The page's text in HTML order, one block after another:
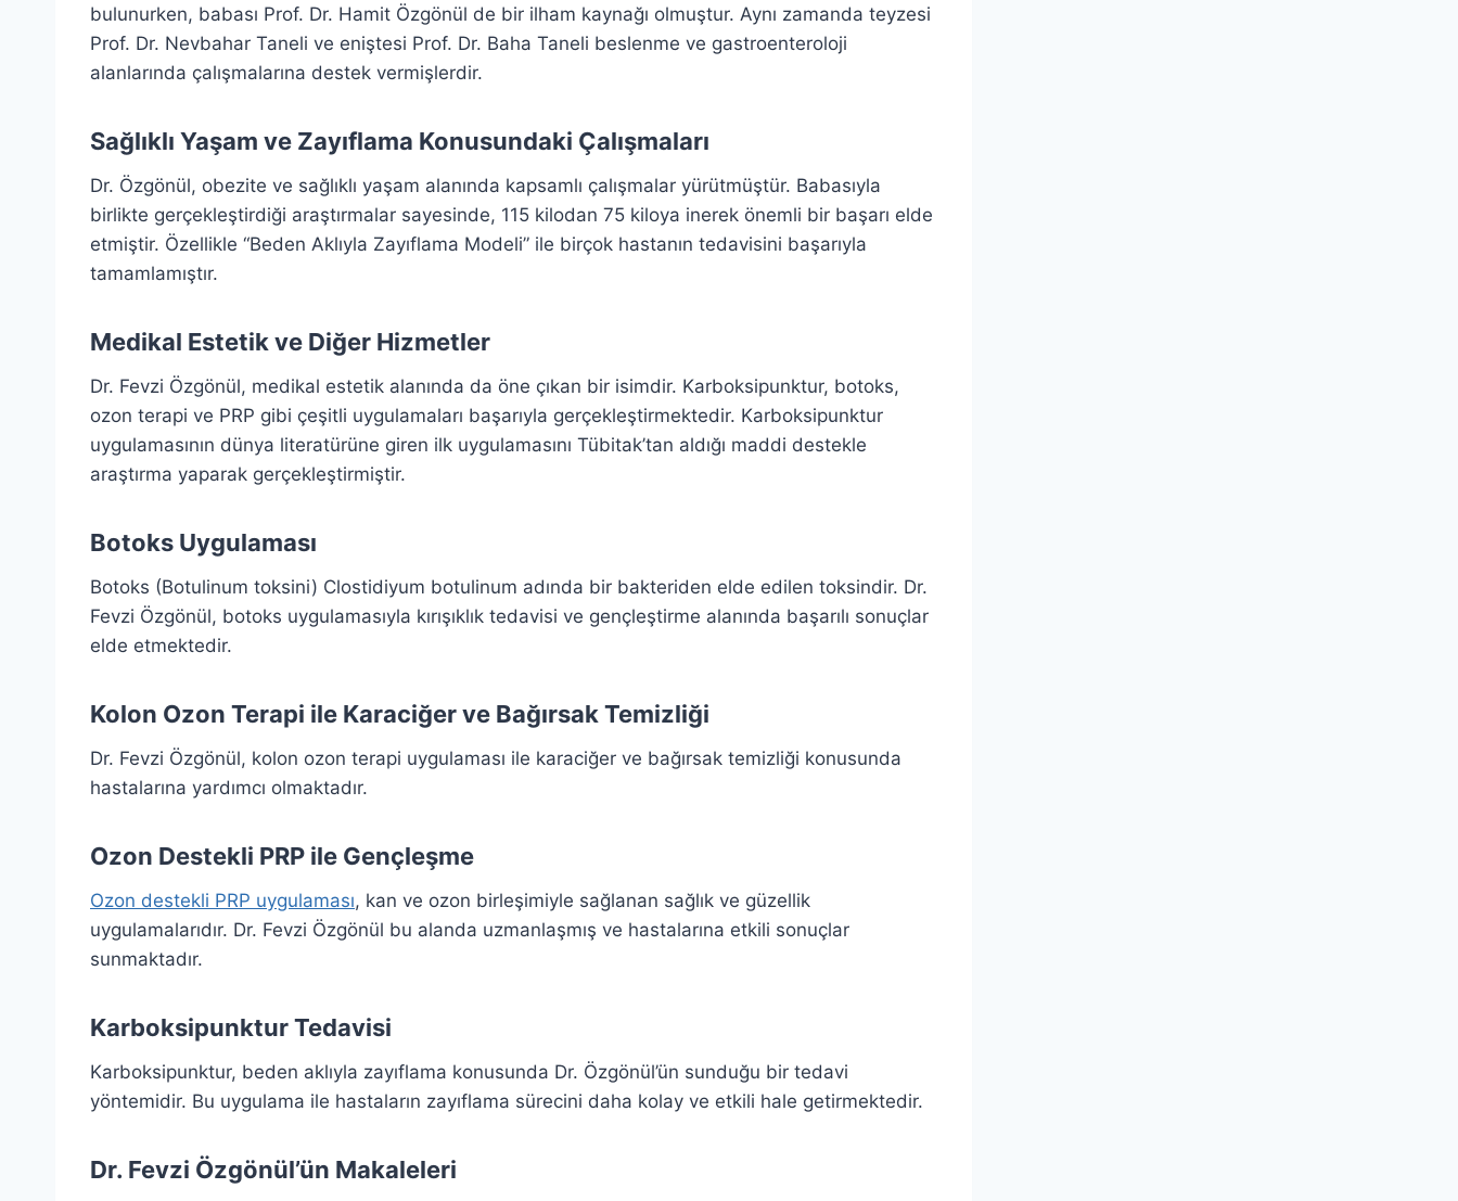
bulunurken, babası Prof. Dr. Hamit Özgönül de bir ilham kaynağı olmuştur. Aynı zamanda teyzesi
Prof. Dr. Nevbahar Taneli ve eniştesi Prof. Dr. Baha Taneli beslenme ve gastroenteroloji
alanlarında çalışmalarına destek vermişlerdir.
Sağlıklı Yaşam ve Zayıflama Konusundaki Çalışmaları
Dr. Özgönül, obezite ve sağlıklı yaşam alanında kapsamlı çalışmalar yürütmüştür. Babasıyla
birlikte gerçekleştirdiği araştırmalar sayesinde, 115 kilodan 75 kiloya inerek önemli bir başarı elde
etmiştir. Özellikle “Beden Aklıyla Zayıflama Modeli” ile birçok hastanın tedavisini başarıyla
tamamlamıştır.
Medikal Estetik ve Diğer Hizmetler
Dr. Fevzi Özgönül, medikal estetik alanında da öne çıkan bir isimdir. Karboksipunktur, botoks,
ozon terapi ve PRP gibi çeşitli uygulamaları başarıyla gerçekleştirmektedir. Karboksipunktur
uygulamasının dünya literatürüne giren ilk uygulamasını Tübitak’tan aldığı maddi destekle
araştırma yaparak gerçekleştirmiştir.
Botoks Uygulaması
Botoks (Botulinum toksini) Clostidiyum botulinum adında bir bakteriden elde edilen toksindir. Dr.
Fevzi Özgönül, botoks uygulamasıyla kırışıklık tedavisi ve gençleştirme alanında başarılı sonuçlar
elde etmektedir.
Kolon Ozon Terapi ile Karaciğer ve Bağırsak Temizliği
Dr. Fevzi Özgönül, kolon ozon terapi uygulaması ile karaciğer ve bağırsak temizliği konusunda
hastalarına yardımcı olmaktadır.
Ozon Destekli PRP ile Gençleşme
Ozon destekli PRP uygulaması, kan ve ozon birleşimiyle sağlanan sağlık ve güzellik
uygulamalarıdır. Dr. Fevzi Özgönül bu alanda uzmanlaşmış ve hastalarına etkili sonuçlar
sunmaktadır.
Karboksipunktur Tedavisi
Karboksipunktur, beden aklıyla zayıflama konusunda Dr. Özgönül’ün sunduğu bir tedavi
yöntemidir. Bu uygulama ile hastaların zayıflama sürecini daha kolay ve etkili hale getirmektedir.
Dr. Fevzi Özgönül’ün Makaleleri